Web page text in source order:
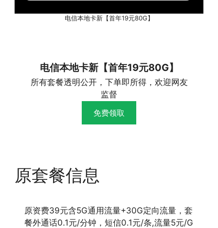
电信本地卡新【首年19元80G】
电信本地卡新【首年19元80G】
所有套餐透明公开，下单即所得，欢迎网友
监督
免费领取
原套餐信息
原资费39元含5G通用流量+30G定向流量，套
餐外通话0.1元/分钟，短信0.1元/条,流量5元/G